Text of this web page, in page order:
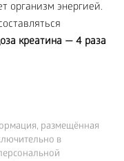
организм энергией.
креатина — 4 раза
размещённая
в